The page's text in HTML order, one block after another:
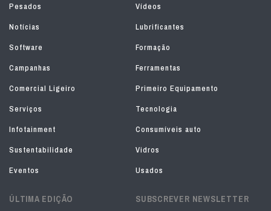
Pesados
Vídeos
Notícias
Lubrificantes
Software
Formação
Campanhas
Ferramentas
Comercial Ligeiro
Primeiro Equipamento
Serviços
Tecnologia
Infotainment
Consumíveis auto
Sustentabilidade
Vidros
Eventos
Usados
ÚLTIMA EDIÇÃO SUBSCREVER NEWSLETTER